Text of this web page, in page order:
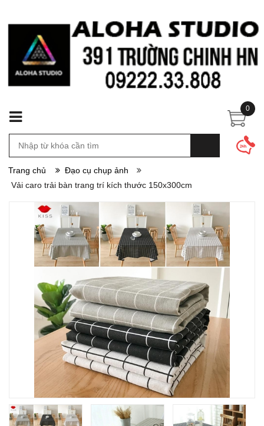
0
Trang chủ
Đạo cụ chụp ảnh
Vải caro trải bàn trang trí kích thước 150x300cm